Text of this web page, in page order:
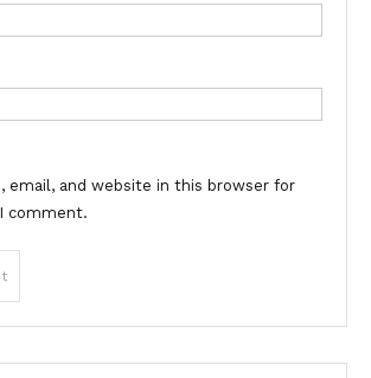
email, and website in this browser for
comment.